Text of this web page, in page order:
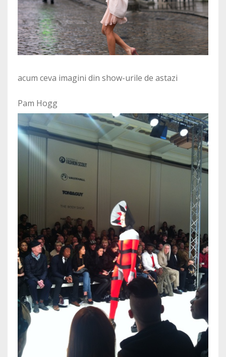
acum ceva imagini din show-urile de astazi
Pam Hogg